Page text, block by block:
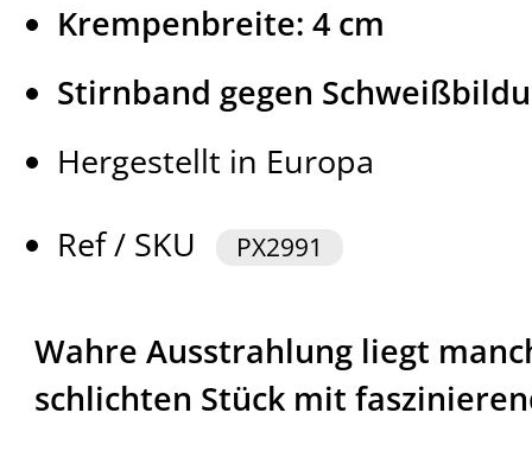
Krempenbreite: 4 cm
Stirnband gegen
Hergestellt in Europa
Ref / SKU
PX2991
Wahre Ausstrahlung liegt
schlichten Stück mit